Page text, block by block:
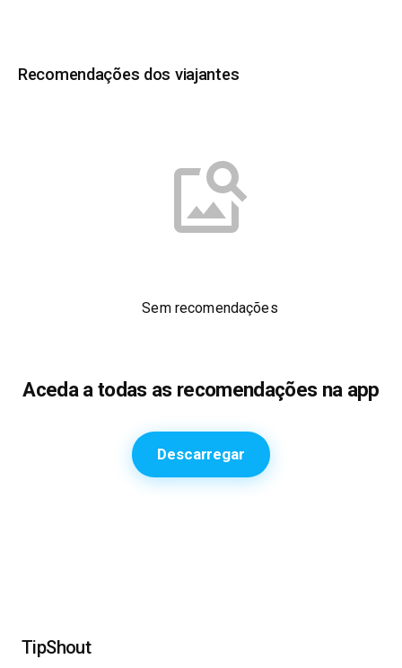
Recomendações dos viajantes
Sem recomendações
Aceda a todas as recomendações na app
Descarregar
TipShout